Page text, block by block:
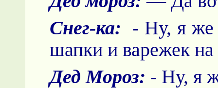
Снег-ка: - Ну, я же
шапки и варежек
Дед Мороз: - Ну, я